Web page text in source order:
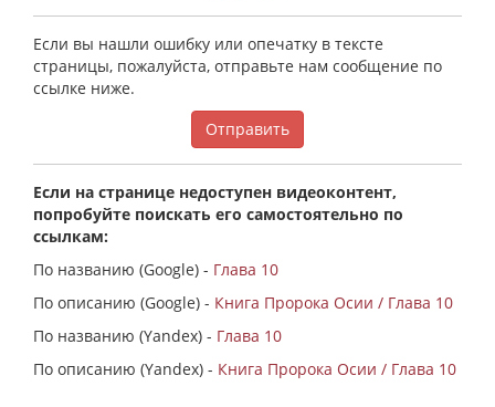
Если вы нашли ошибку или опечатку в тексте
страницы, пожалуйста, отправьте нам сообщение по
ссылке ниже.
Отправить
Если на странице недоступен видеоконтент,
попробуйте поискать его самостоятельно по
ссылкам:
По названию (Google) - Глава 10
По описанию (Google) - Книга Пророка Осии / Глава 10
По названию (Yandex) - Глава 10
По описанию (Yandex) - Книга Пророка Осии / Глава 10